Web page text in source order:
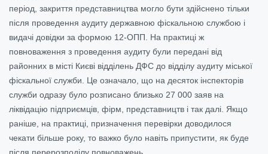
період, закриття представництва могло бути здійснено тільки
після проведення аудиту державною фіскальною службою і
видачі довідки за формою 12-ОПП. На практиці ж
повноваження з проведення аудиту були передані від
районних в місті Києві відділень ДФС до відділу аудиту міської
фіскальної служби. Це означало, що на десяток інспекторів
служби одразу було розписано близько 27 000 заяв на
ліквідацію підприємців, фірм, представництв і так далі. Якщо
раніше, на практиці, призначення перевірки доводилося
чекати більше року, то важко було навіть припустити, як буде
після перерозподілу повноважень.